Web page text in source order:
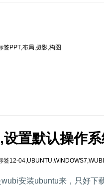
签PPT,布局,摄影,构图
置默认操作系
签12-04,UBUNTU,WINDOWS7,WUBI
安装ubuntu来，只好下